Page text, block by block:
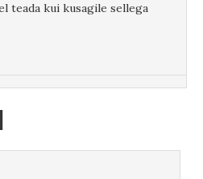
teada kui kusagile sellega